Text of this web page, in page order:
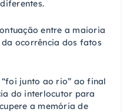
entre a maioria
ocorrência dos fatos
junto ao rio” ao final
do interlocutor para
a memória de